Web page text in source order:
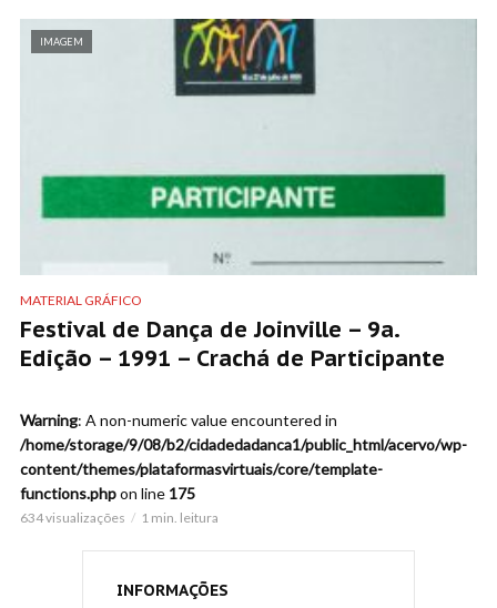
IMAGEM
MATERIAL GRÁFICO
Festival de Dança de Joinville – 9a.
Edição – 1991 – Crachá de Participante
Warning: A non-numeric value encountered in
/home/storage/9/08/b2/cidadedadanca1/public_html/acervo/wp-
content/themes/plataformasvirtuais/core/template-
functions.phpon line 175
634 visualizações 1 min. leitura
INFORMAÇÕES